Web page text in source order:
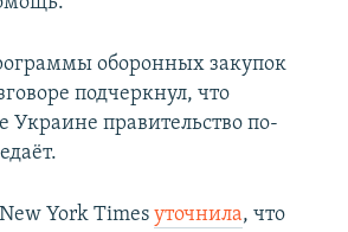
оборонных закупок
подчеркнул, что
правительство по-
York Times уточнила, что